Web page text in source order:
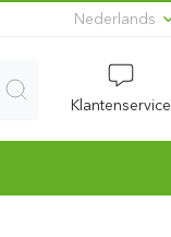
Nederlands
Klantenservice